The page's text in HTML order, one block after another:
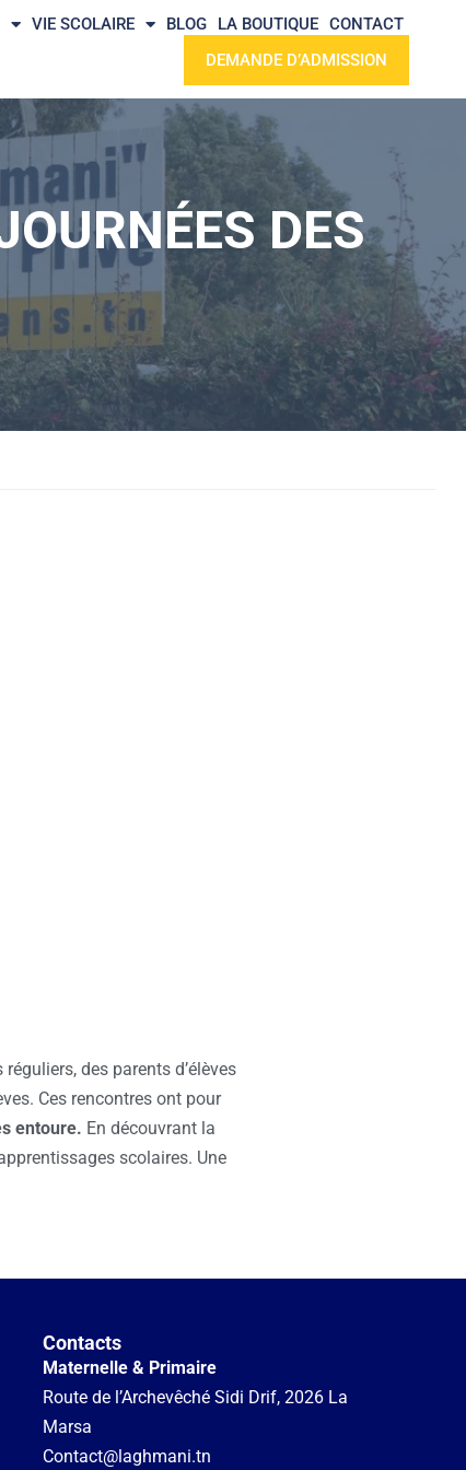
VIE SCOLAIRE BLOG LA BOUTIQUE CONTACT
DEMANDE D’ADMISSION
DES
des parents d’élèves
Ces rencontres ont pour
entoure. En découvrant la
scolaires. Une
Contacts
Maternelle & Primaire
Route de l’Archevêché Sidi Drif, 2026 La
Marsa
Contact@laghmani.tn